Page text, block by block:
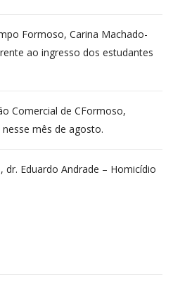
Formoso, Carina Machado-
ao ingresso dos estudantes
Comercial de CFormoso,
mês de agosto.
dr. Eduardo Andrade – Homicídio